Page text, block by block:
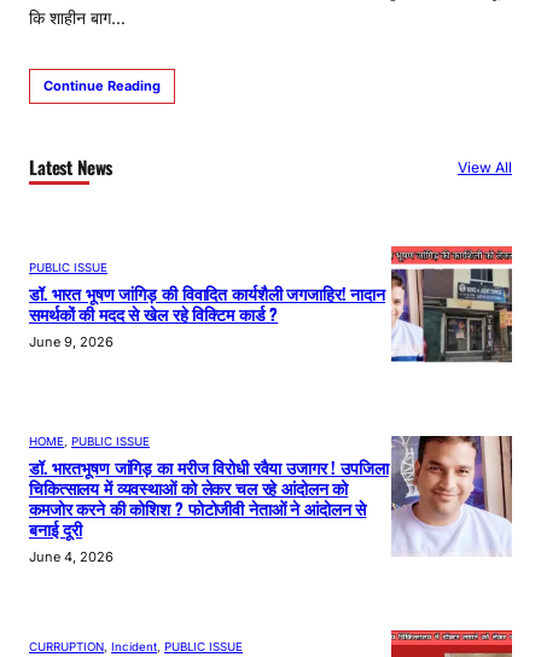
कि शाहीन बाग…
Continue Reading
Latest News View All
PUBLIC ISSUE
डॉ. भारत भूषण जांगिड़ की विवादित कार्यशैली जगजाहिर! नादान
समर्थकों की मदद से खेल रहे विक्टिम कार्ड ?
June 9, 2026
HOME, PUBLIC ISSUE
डॉ. भारतभूषण जांगिड़ का मरीज विरोधी रवैया उजागर ! उपजिला
चिकित्सालय में व्यवस्थाओं को लेकर चल रहे आंदोलन को
कमजोर करने की कोशिश ? फोटोजीवी नेताओं ने आंदोलन से
बनाई दूरी
June 4, 2026
CURRUPTION Incident PUBLIC ISSUE